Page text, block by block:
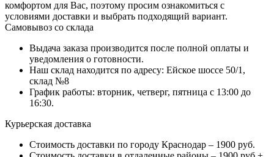
комфортом для Вас, поэтому просим ознакомиться с
условиями доставки и выбрать подходящий вариант.
Самовывоз со склада
Выдача заказа производится после полной оплаты и
уведомления о готовности.
Наш склад находится по адресу: Ейское шоссе 50/1,
склад №8
График работы: вторник, четверг, пятница с 13:00 до
16:30.
Курьерская доставка
Стоимость доставки по городу Краснодар – 1900 руб.